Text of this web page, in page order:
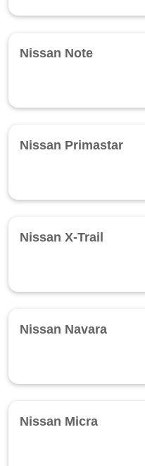
Nissan Note
Nissan Primastar
Nissan X-Trail
Nissan Navara
Nissan Micra